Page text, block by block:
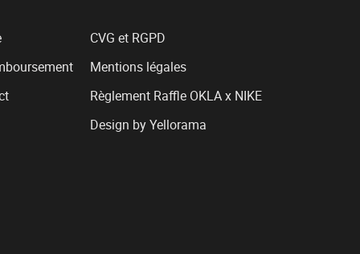
CVG et RGPD
Mentions légales
Règlement Raffle OKLA x NIKE
Design by Yellorama